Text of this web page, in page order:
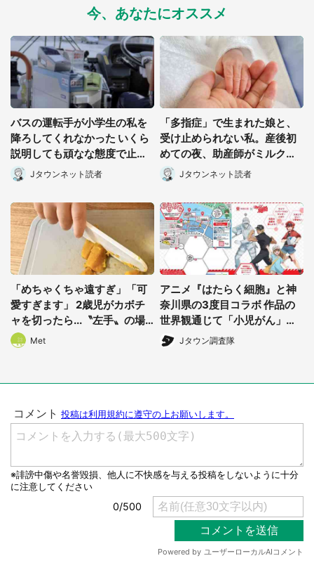
選択する
今、あなたにオススメ
バスの運転手が小学生の私を
降ろしてくれなかった いくら
説明しても頑なな態度で止め
られ(北海道・50代女性)
Jタウンネット読者
「多指症」で生まれた娘と、
受け止められない私。産後初
めての夜、助産師がミルクを
あげてるのを見て...(静岡県・
20代女性)
Jタウンネット読者
「めちゃくちゃ遠すぎ」「可
愛すぎます」 2歳児がカボチ
ャを切ったら...〝左手〟の場
所に5.3万人もん絶
Met
アニメ『はたらく細胞』と神
奈川県の3度目コラボ 作品の
世界観通じて「小児がん」学
べる【8/10~31※平日限定】
Jタウン調査隊